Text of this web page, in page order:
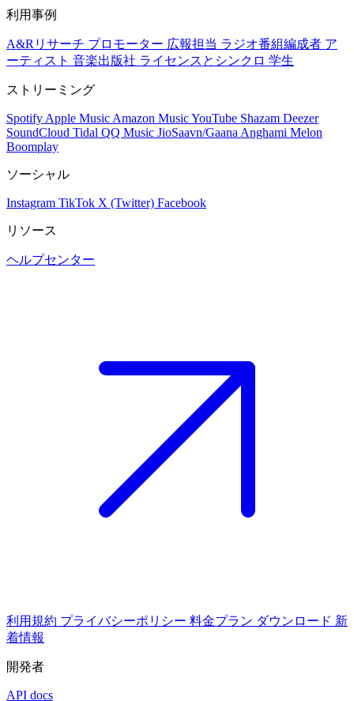
利用事例
A&Rリサーチ プロモーター 広報担当 ラジオ番組編成者 ア
ーティスト 音楽出版社 ライセンスとシンクロ 学生
ストリーミング
Spotify Apple Music Amazon MusicYouTube Shazam Deezer
SoundCloud Tidal QQ Music JioSaavn/Gaana Anghami Melon
Boomplay
ソーシャル
Instagram TikTok X (Twitter) Facebook
リソース
ヘルプセンター
利用規約 プライバシーポリシー 料金プラン ダウンロード 新
着情報
開発者
API docs